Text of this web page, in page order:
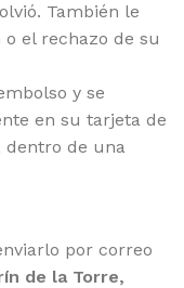
También le
el rechazo de su
y se
en su tarjeta de
dentro de una
por correo
de la Torre,